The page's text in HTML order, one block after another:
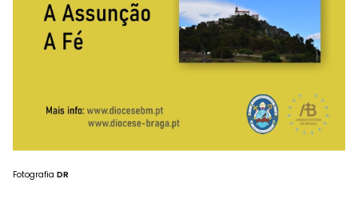
Fotografia DR